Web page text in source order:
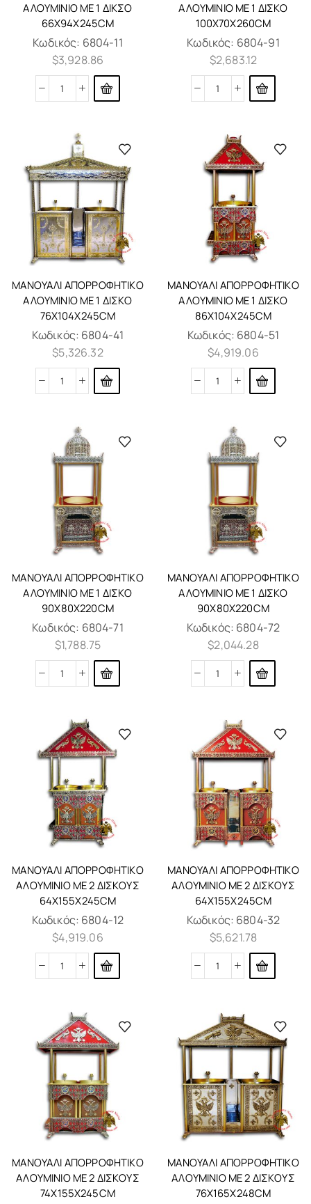
ΑΛΟΥΜΊΝΙΟ ΜΕ 1 ΔΊΚΣΟ
66X94X245CM
Κωδικός: 6804-11
$3,928.86
ΑΛΟΥΜΊΝΙΟ ΜΕ 1 ΔΊΣΚΟ
100X70X260CM
Κωδικός: 6804-91
$2,683.12
ΜΑΝΟΥΆΛΙ ΑΠΟΡΡΟΦΗΤΙΚΌ
ΑΛΟΥΜΊΝΙΟ ΜΕ 1 ΔΊΣΚΟ
76X104X245CM
Κωδικός: 6804-41
$5,326.32
ΜΑΝΟΥΆΛΙ ΑΠΟΡΡΟΦΗΤΙΚΌ
ΑΛΟΥΜΊΝΙΟ ΜΕ 1 ΔΊΣΚΟ
86X104X245CM
Κωδικός: 6804-51
$4,919.06
ΜΑΝΟΥΆΛΙ ΑΠΟΡΡΟΦΗΤΙΚΌ
ΑΛΟΥΜΊΝΙΟ ΜΕ 1 ΔΊΣΚΟ
90X80X220CM
Κωδικός: 6804-71
$1,788.75
ΜΑΝΟΥΆΛΙ ΑΠΟΡΡΟΦΗΤΙΚΌ
ΑΛΟΥΜΊΝΙΟ ΜΕ 1 ΔΊΣΚΟ
90X80X220CM
Κωδικός: 6804-72
$2,044.28
ΜΑΝΟΥΆΛΙ ΑΠΟΡΡΟΦΗΤΙΚΌ
ΑΛΟΥΜΊΝΙΟ ΜΕ 2 ΔΊΣΚΟΥΣ
64X155X245CM
Κωδικός: 6804-12
$4,919.06
ΜΑΝΟΥΆΛΙ ΑΠΟΡΡΟΦΗΤΙΚΌ
ΑΛΟΥΜΊΝΙΟ ΜΕ 2 ΔΊΣΚΟΥΣ
64X155X245CM
Κωδικός: 6804-32
$5,621.78
ΜΑΝΟΥΆΛΙ ΑΠΟΡΡΟΦΗΤΙΚΌ
ΑΛΟΥΜΊΝΙΟ ΜΕ 2 ΔΊΣΚΟΥΣ
74X155X245CM
ΜΑΝΟΥΆΛΙ ΑΠΟΡΡΟΦΗΤΙΚΌ
ΑΛΟΥΜΊΝΙΟ ΜΕ 2 ΔΊΣΚΟΥΣ
76X165X248CM